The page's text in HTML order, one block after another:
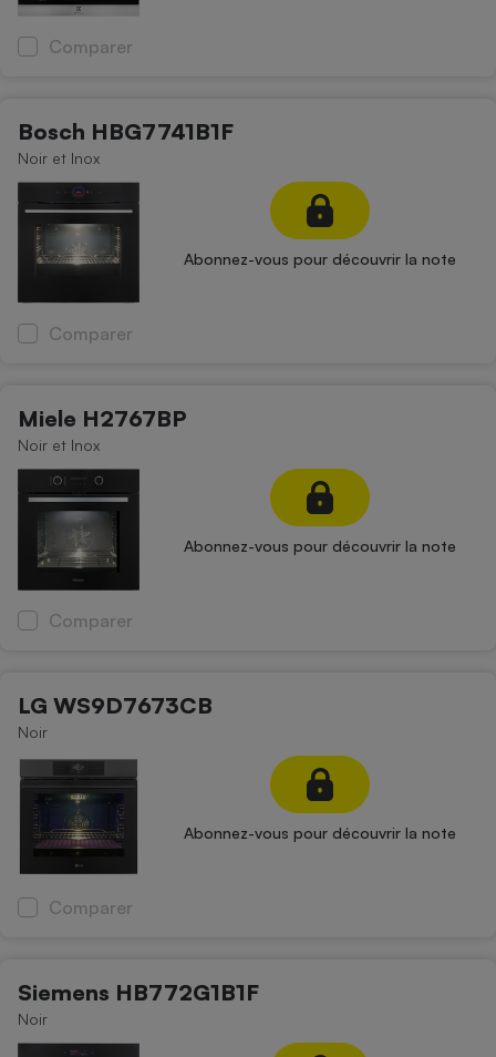
Comparer
Bosch HBG7741B1F
Noir et Inox
Abonnez-vous pour découvrir la note
Comparer
Miele H2767BP
Noir et Inox
Abonnez-vous pour découvrir la note
Comparer
LG WS9D7673CB
Noir
Abonnez-vous pour découvrir la note
Comparer
Siemens HB772G1B1F
Noir